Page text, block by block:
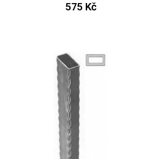
575 Kč